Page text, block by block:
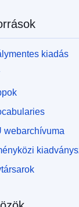
kiadás
webarchívuma